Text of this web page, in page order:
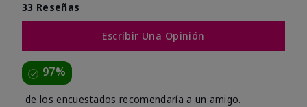
33 Reseñas
Escribir Una Opinión
97%
de los encuestados recomendaría a un amigo.